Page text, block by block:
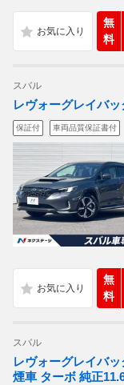
無
料
スバル
レヴォーグレイバ
保証付 車両品質保証書付
無
料
スバル
レヴォーグレイバ
煙車 ターボ 純正